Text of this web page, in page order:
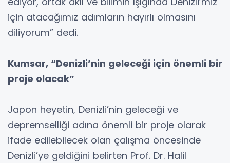
için atacağımız adımların hayırlı olmasını
diliyorum” dedi.
Kumsar, “Denizli’nin geleceği için önemli bir
proje olacak”
Japon heyetin, Denizli’nin geleceği ve
depremselliği adına önemli bir proje olarak
ifade edilebilecek olan çalışma öncesinde
Denizli’ye geldiğini belirten Prof. Dr. Halil